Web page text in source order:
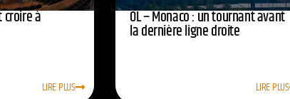
croire à
LIRE PLUS
OL – Monaco : un tournant avant
la dernière ligne droite
LIRE PLUS